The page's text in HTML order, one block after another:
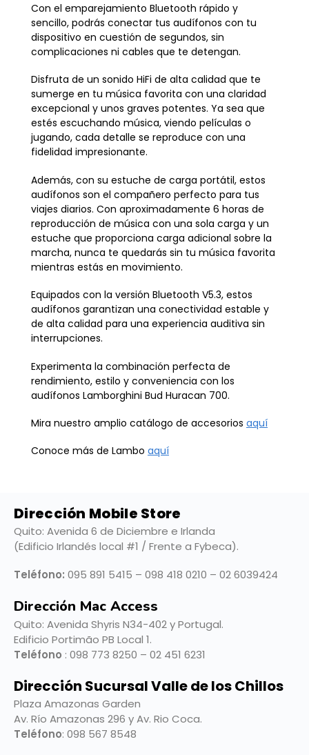
Con el emparejamiento Bluetooth rápido y
sencillo, podrás conectar tus audífonos con tu
dispositivo en cuestión de segundos, sin
complicaciones ni cables que te detengan.
Disfruta de un sonido HiFi de alta calidad que te
sumerge en tu música favorita con una claridad
excepcional y unos graves potentes. Ya sea que
estés escuchando música, viendo películas o
jugando, cada detalle se reproduce con una
fidelidad impresionante.
Además, con su estuche de carga portátil, estos
audífonos son el compañero perfecto para tus
viajes diarios. Con aproximadamente 6 horas de
reproducción de música con una sola carga y un
estuche que proporciona carga adicional sobre la
marcha, nunca te quedarás sin tu música favorita
mientras estás en movimiento.
Equipados con la versión Bluetooth V5.3, estos
audífonos garantizan una conectividad estable y
de alta calidad para una experiencia auditiva sin
interrupciones.
Experimenta la combinación perfecta de
rendimiento, estilo y conveniencia con los
audífonos Lamborghini Bud Huracan 700.
Mira nuestro amplio catálogo de accesorios aquí
Conoce más de Lambo aquí
Dirección Mobile Store
Quito: Avenida 6 de Diciembre e Irlanda
(Edificio Irlandés local #1 / Frente a Fybeca).
Teléfono: 095 891 5415 – 098 418 0210 – 02 6039424
Dirección Mac Access
Quito: Avenida Shyris N34-402 y Portugal.
Edificio Portimão PB Local 1.
Teléfono : 098 773 8250 – 02 451 6231
Dirección Sucursal Valle de los Chillos
Plaza Amazonas Garden
Av. Río Amazonas 296 y Av. Rio Coca.
Teléfono: 098 567 8548